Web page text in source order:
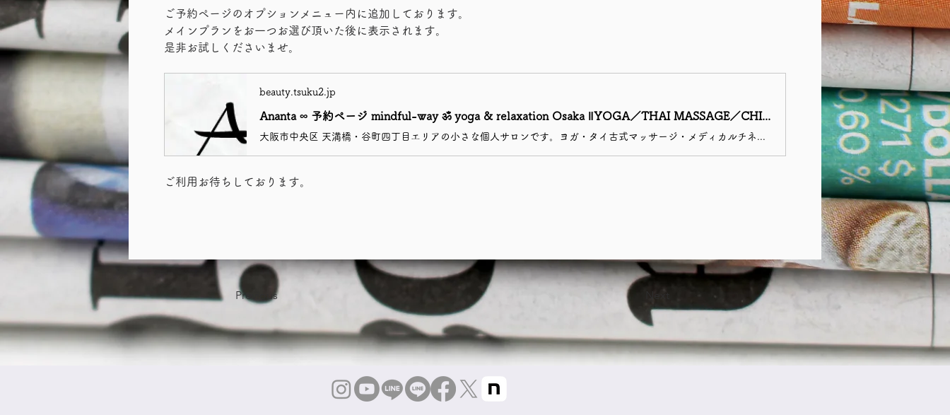
ご予約ページのオプションメニュー内に追加しております。
メインプランをお一つお選び頂いた後に表示されます。
是非お試しくださいませ。
beauty.tsuku2.jp
Ananta ∞ 予約ページ mindful-way ॐ yoga & relaxation Osaka ‖YOGA／THAI MASSAGE／CHINEITSANG／KARSAI／REIKI ツクツク!!!ビューティー β版 | なりたい自分になるための美容・健康サロンの検索予約サイト
大阪市中央区 天満橋・谷町四丁目エリアの小さな個人サロンです。ヨガ・タイ古式マッサージ・メディカルチネイザン（氣内臓デトックスセラピー）やカルサイ（女性マッサージ）を行っています。本場インドでのヨガ修行やタイ政府公認のタイマッサージ、製薬会社も監修する国際メディカルセラピー協会の認定を取得しています。オンラインでのセッションや出張対応も行っております。ヨガ未経験の方でも、タイ古式やチネイザンはやったことがないという方でも、お気軽にご利用くださいませ。スクールメニューもございます。受講生さま随時募集中です。
ご利用お待ちしております。
Previous Next